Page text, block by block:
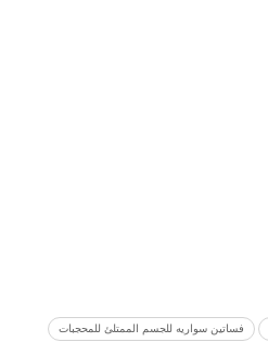
فساتين سواريه للجسم الممتلئ للمحجبات